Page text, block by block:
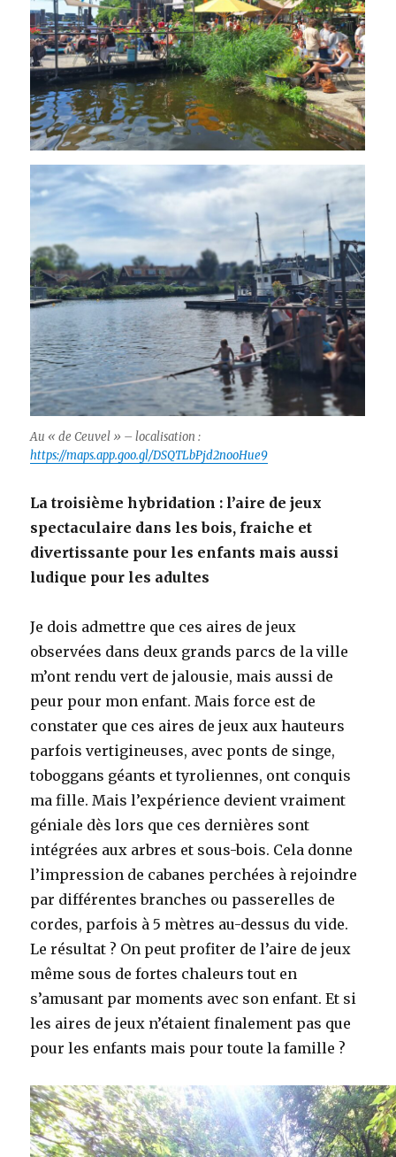
Au « de Ceuvel » – localisation :
https://maps.app.goo.gl/DSQTLbPjd2nooHue9
La troisième hybridation : l’aire de jeux
spectaculaire dans les bois, fraiche et
divertissante pour les enfants mais aussi
ludique pour les adultes
Je dois admettre que ces aires de jeux
observées dans deux grands parcs de la ville
m’ont rendu vert de jalousie, mais aussi de
peur pour mon enfant. Mais force est de
constater que ces aires de jeux aux hauteurs
parfois vertigineuses, avec ponts de singe,
toboggans géants et tyroliennes, ont conquis
ma fille. Mais l’expérience devient vraiment
géniale dès lors que ces dernières sont
intégrées aux arbres et sous-bois. Cela donne
l’impression de cabanes perchées à rejoindre
par différentes branches ou passerelles de
cordes, parfois à 5 mètres au-dessus du vide.
Le résultat ? On peut profiter de l’aire de jeux
même sous de fortes chaleurs tout en
s’amusant par moments avec son enfant. Et si
les aires de jeux n’étaient finalement pas que
pour les enfants mais pour toute la famille ?